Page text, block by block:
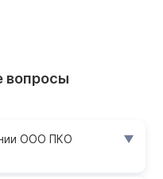
вопросы
ООО ПКО